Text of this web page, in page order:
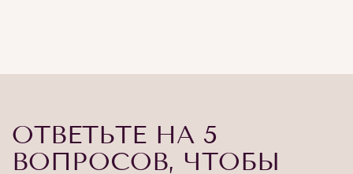
ОТВЕТЬТЕ НА 5
ВОПРОСОВ, ЧТОБЫ